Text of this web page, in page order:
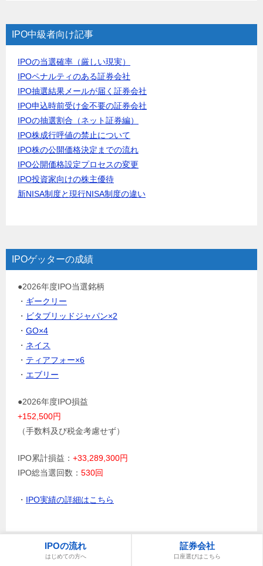
IPO中級者向け記事
IPOの当選確率（厳しい現実）
IPOペナルティのある証券会社
IPO抽選結果メールが届く証券会社
IPO申込時前受け金不要の証券会社
IPOの抽選割合（ネット証券編）
IPO株成行呼値の禁止について
IPO株の公開価格決定までの流れ
IPO公開価格設定プロセスの変更
IPO投資家向けの株主優待
新NISA制度と現行NISA制度の違い
IPOゲッターの成績
●2026年度IPO当選銘柄
・ ギークリー
・ ビタブリッドジャパン×2
・ GO×4
・ ネイス
・ ティアフォー×6
・ エブリー
●2026年度IPO損益
+152,500円
（手数料及び税金考慮せず）
IPO累計損益： +33,289,300円
IPO総当選回数： 530回
・ IPO実績の詳細はこちら
IPOの流れ
はじめての方へ
証券会社
口座選びはこちら